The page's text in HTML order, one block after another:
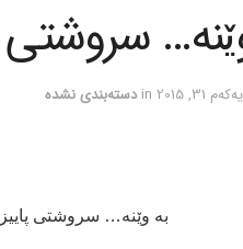
سروشتی
2015
in دسته‌بندی نشده
به‌ وێنه‌… سروشتی